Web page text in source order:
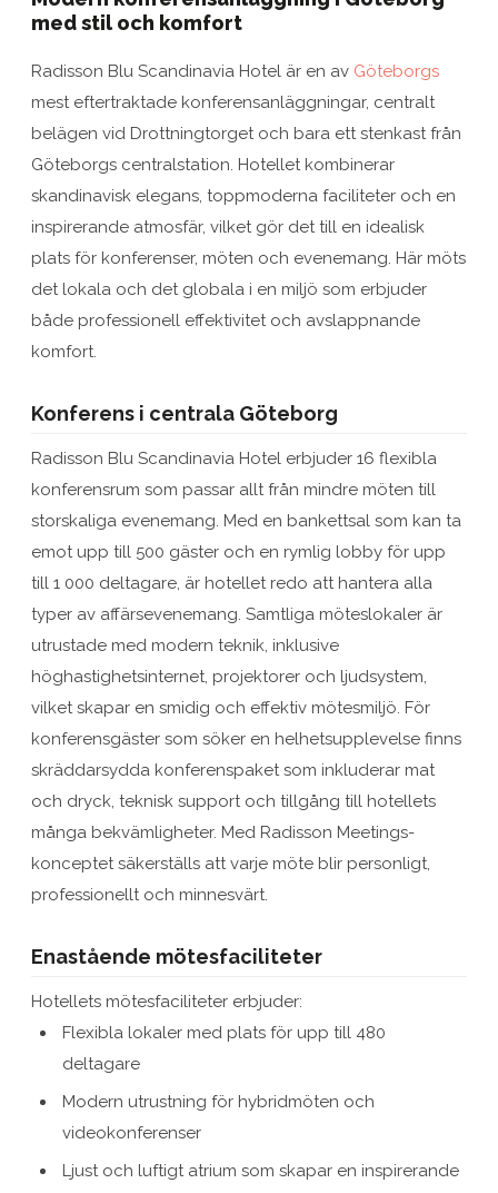
med stil och komfort
Radisson Blu Scandinavia Hotel är en av Göteborgs
mest eftertraktade konferensanläggningar, centralt
belägen vid Drottningtorget och bara ett stenkast från
Göteborgs centralstation. Hotellet kombinerar
skandinavisk elegans, toppmoderna faciliteter och en
inspirerande atmosfär, vilket gör det till en idealisk
plats för konferenser, möten och evenemang. Här möts
det lokala och det globala i en miljö som erbjuder
både professionell effektivitet och avslappnande
komfort.
Konferens i centrala Göteborg
Radisson Blu Scandinavia Hotel erbjuder 16 flexibla
konferensrum som passar allt från mindre möten till
storskaliga evenemang. Med en bankettsal som kan ta
emot upp till 500 gäster och en rymlig lobby för upp
till 1 000 deltagare, är hotellet redo att hantera alla
typer av affärsevenemang. Samtliga möteslokaler är
utrustade med modern teknik, inklusive
höghastighetsinternet, projektorer och ljudsystem,
vilket skapar en smidig och effektiv mötesmiljö. För
konferensgäster som söker en helhetsupplevelse finns
skräddarsydda konferenspaket som inkluderar mat
och dryck, teknisk support och tillgång till hotellets
många bekvämligheter. Med Radisson Meetings-
konceptet säkerställs att varje möte blir personligt,
professionellt och minnesvärt.
Enastående mötesfaciliteter
Hotellets mötesfaciliteter erbjuder:
Flexibla lokaler med plats för upp till 480
deltagare
Modern utrustning för hybridmöten och
videokonferenser
Ljust och luftigt atrium som skapar en inspirerande